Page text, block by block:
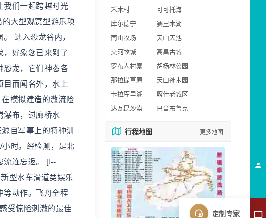
我们一起跨越时光
大型观赏型游乐项
进入恐龙谷内，
，好象您已来到了
恐龙，它们神态各
目而闻名外，水上
模拟建造的激流险
瀑布，过廊桥水
自军事上的特种训
时。经检测，是北
流连忘返。 [!--
型水车滑道类娱乐
等动作。飞舟全程
受惊险刺激的最佳
禾木村
可可托海
库尔德宁
赛里木湖
南山牧场
天山天池
交河故城
高昌古城
罗布人村寨
胡杨林公园
那拉提草原
天山神木园
卡拉库里湖
喀什老城区
达瓦昆沙漠
巴音布鲁克
行程地图 更多地图
定制专家